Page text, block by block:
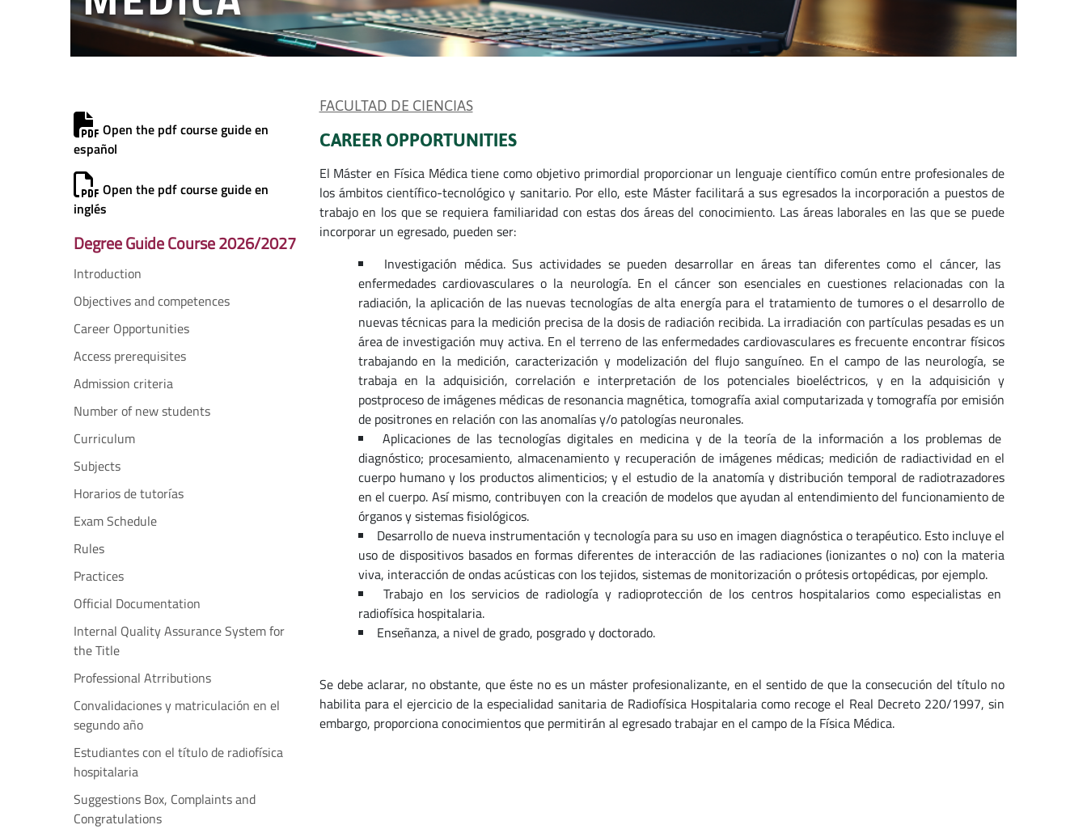
Open the pdf course guide en
español
Open the pdf course guide en
inglés
Degree Guide Course 2026/2027
Introduction
Objectives and competences
Career Opportunities
Access prerequisites
Admission criteria
Number of new students
Curriculum
Subjects
Horarios de tutorías
Exam Schedule
Rules
Practices
Official Documentation
Internal Quality Assurance System for
the Title
Professional Atrributions
Convalidaciones y matriculación en el
segundo año
Estudiantes con el título de radiofísica
hospitalaria
Suggestions Box, Complaints and
Congratulations
FACULTAD DE CIENCIAS
CAREER OPPORTUNITIES
El Máster en Física Médica tiene como objetivo primordial proporcionar un lenguaje científico común entre profesionales de
los ámbitos científico-tecnológico y sanitario. Por ello, este Máster facilitará a sus egresados la incorporación a puestos de
trabajo en los que se requiera familiaridad con estas dos áreas del conocimiento. Las áreas laborales en las que se puede
incorporar un egresado, pueden ser:
Investigación médica. Sus actividades se pueden desarrollar en áreas tan diferentes como el cáncer, las
enfermedades cardiovasculares o la neurología. En el cáncer son esenciales en cuestiones relacionadas con la
radiación, la aplicación de las nuevas tecnologías de alta energía para el tratamiento de tumores o el desarrollo de
nuevas técnicas para la medición precisa de la dosis de radiación recibida. La irradiación con partículas pesadas es un
área de investigación muy activa. En el terreno de las enfermedades cardiovasculares es frecuente encontrar físicos
trabajando en la medición, caracterización y modelización del flujo sanguíneo. En el campo de las neurología, se
trabaja en la adquisición, correlación e interpretación de los potenciales bioeléctricos, y en la adquisición y
postproceso de imágenes médicas de resonancia magnética, tomografía axial computarizada y tomografía por emisión
de positrones en relación con las anomalías y/o patologías neuronales.
Aplicaciones de las tecnologías digitales en medicina y de la teoría de la información a los problemas de
diagnóstico; procesamiento, almacenamiento y recuperación de imágenes médicas; medición de radiactividad en el
cuerpo humano y los productos alimenticios; y el estudio de la anatomía y distribución temporal de radiotrazadores
en el cuerpo. Así mismo, contribuyen con la creación de modelos que ayudan al entendimiento del funcionamiento de
órganos y sistemas fisiológicos.
Desarrollo de nueva instrumentación y tecnología para su uso en imagen diagnóstica o terapéutico. Esto incluye el
uso de dispositivos basados en formas diferentes de interacción de las radiaciones (ionizantes o no) con la materia
viva, interacción de ondas acústicas con los tejidos, sistemas de monitorización o prótesis ortopédicas, por ejemplo.
Trabajo en los servicios de radiología y radioprotección de los centros hospitalarios como especialistas en
radiofísica hospitalaria.
Enseñanza, a nivel de grado, posgrado y doctorado.
Se debe aclarar, no obstante, que éste no es un máster profesionalizante, en el sentido de que la consecución del título no
habilita para el ejercicio de la especialidad sanitaria de Radiofísica Hospitalaria como recoge el Real Decreto 220/1997, sin
embargo, proporciona conocimientos que permitirán al egresado trabajar en el campo de la Física Médica.